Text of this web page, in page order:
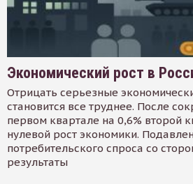
Экономический рост в
Отрицать серьезные
становится все труднее. После
первом квартале на 0,6% второй
нулевой рост экономики.
потребительского спроса со
результаты